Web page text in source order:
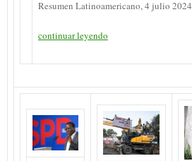
Resumen Latinoamericano, 4 julio 2024
continuar leyendo